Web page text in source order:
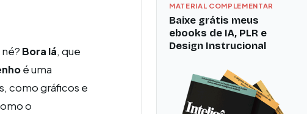
Bora lá, que
é uma
como gráficos e
o
MATERIAL COMPLEMENTAR
Baixe grátis meus
ebooks de IA, PLR e
Design Instrucional